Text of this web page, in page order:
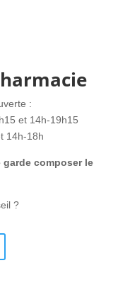
:
et 14h-19h15
14h-18h
garde composer le
?